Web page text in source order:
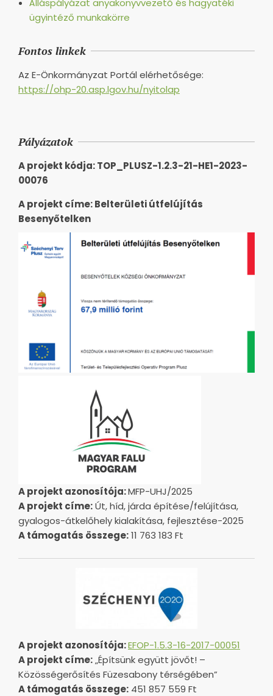
Álláspályázat anyakönyvvezető és hagyatéki
ügyintéző munkakörre
Fontos linkek
Az E-Önkormányzat Portál elérhetősége:
https://ohp-20.asp.lgov.hu/nyitolap
Pályázatok
A projekt kódja: TOP_PLUSZ-1.2.3-21-HE1-2023-
00076
A projekt címe: Belterületi útfelújítás
Besenyőtelken
A projekt azonosítója:MFP-UHJ/2025
A projekt címe:Út, híd, járda építése/felújítása,
gyalogos-átkelőhely kialakítása, fejlesztése-2025
A támogatás összege:11 763 183 Ft
A projekt azonosítója:EFOP-1.5.3-16-2017-00051
A projekt címe:„Építsünk együtt jövőt! –
Közösségerősítés Füzesabony térségében”
A támogatás összege: 451 857 559 Ft